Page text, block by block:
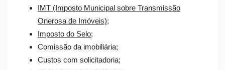
IMT (Imposto Municipal sobre Transmissão
Onerosa de Imóveis);
Imposto do Selo;
Comissão da imobiliária;
Custos com solicitadoria;